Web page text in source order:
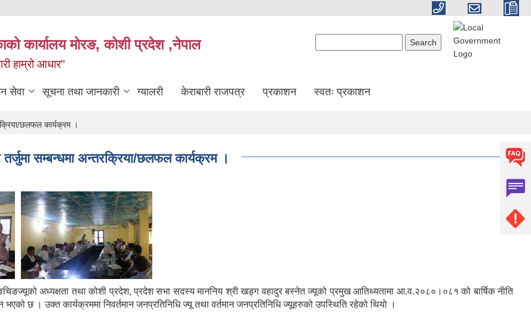
कार्यालय मोरङ, कोशी प्रदेश ,नेपाल
हाम्रो आधार"
सेवा सूचना तथा जानकारी ग्यालरी केराबारी राजपत्र प्रकाशन स्वतः प्रकाशन
छलफल कार्यक्रम ।
सम्बन्धमा अन्तरक्रिया/छलफल कार्यक्रम ।
अध्यक्षता तथा कोशी प्रदेश, प्रदेश सभा सदस्य माननिय श्री खड्ग वहादुर बस्नेत ज्यूको प्रमुख आतिथ्यतामा आ.व.२०८०।०८१ को बार्षिक नीति
छ । उक्त कार्यक्रममा निवर्तमान जनप्रतिनिधि ज्यू तथा वर्तमान जनप्रतिनिधि ज्यूहरुको उपस्थिति रहेको थियो ।